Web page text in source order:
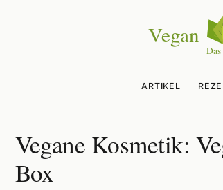
ARTIKEL
Vegane Kosmetik:
Box